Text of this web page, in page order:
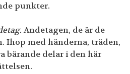
punkter.
Andetagen, de är de
Ihop med händerna, träden,
bärande delar i den här